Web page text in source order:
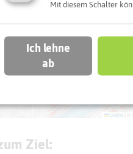
Leaflet
Ziel:
Mit diesem Schalter
Ich lehne
ab